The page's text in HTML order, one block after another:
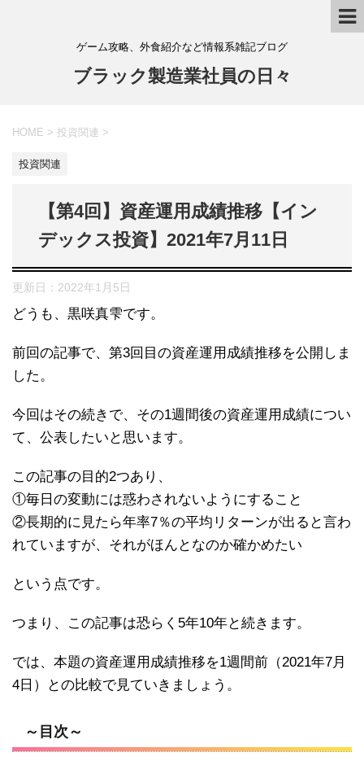
ゲーム攻略、外食紹介など情報系雑記ブログ
ブラック製造業社員の日々
HOME > 投資関連 >
投資関連
【第4回】資産運用成績推移【イン
デックス投資】2021年7月11日
更新日： 2022年1月5日
どうも、黒咲真雫です。
前回の記事で、第3回目の資産運用成績推移を公開しま
した。
今回はその続きで、その1週間後の資産運用成績につい
て、公表したいと思います。
この記事の目的2つあり、
①毎日の変動には惑わされないようにすること
②長期的に見たら年率7％の平均リターンが出ると言わ
れていますが、それがほんとなのか確かめたい
という点です。
つまり、この記事は恐らく5年10年と続きます。
では、本題の資産運用成績推移を1週間前（2021年7月
4日）との比較で見ていきましょう。
～目次～